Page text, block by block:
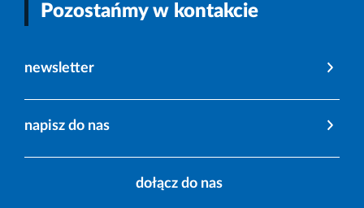
Pozostańmy w kontakcie
newsletter
napisz do nas
dołącz do nas